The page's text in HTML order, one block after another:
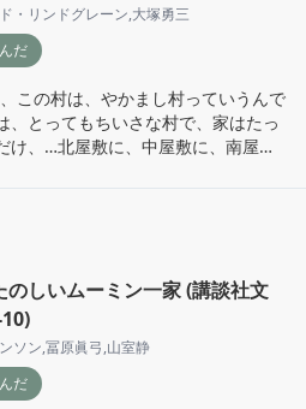
・リンドグレーン,大塚勇三
だ
この村は、やかまし村っていうんで
、とってもちいさな村で、家はたっ
け、…北屋敷に、中屋敷に、南屋敷
のしいムーミン一家 (講談社文
ソン,冨原眞弓,山室静
だ